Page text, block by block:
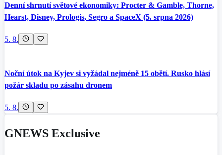
Denní shrnutí světové ekonomiky: Procter & Gamble, Thorne,
Hearst, Disney, Prologis, Segro a SpaceX (5. srpna 2026)
5. 8.
Noční útok na Kyjev si vyžádal nejméně 15 obětí. Rusko hlásí
požár skladu po zásahu dronem
5. 8.
GNEWS Exclusive